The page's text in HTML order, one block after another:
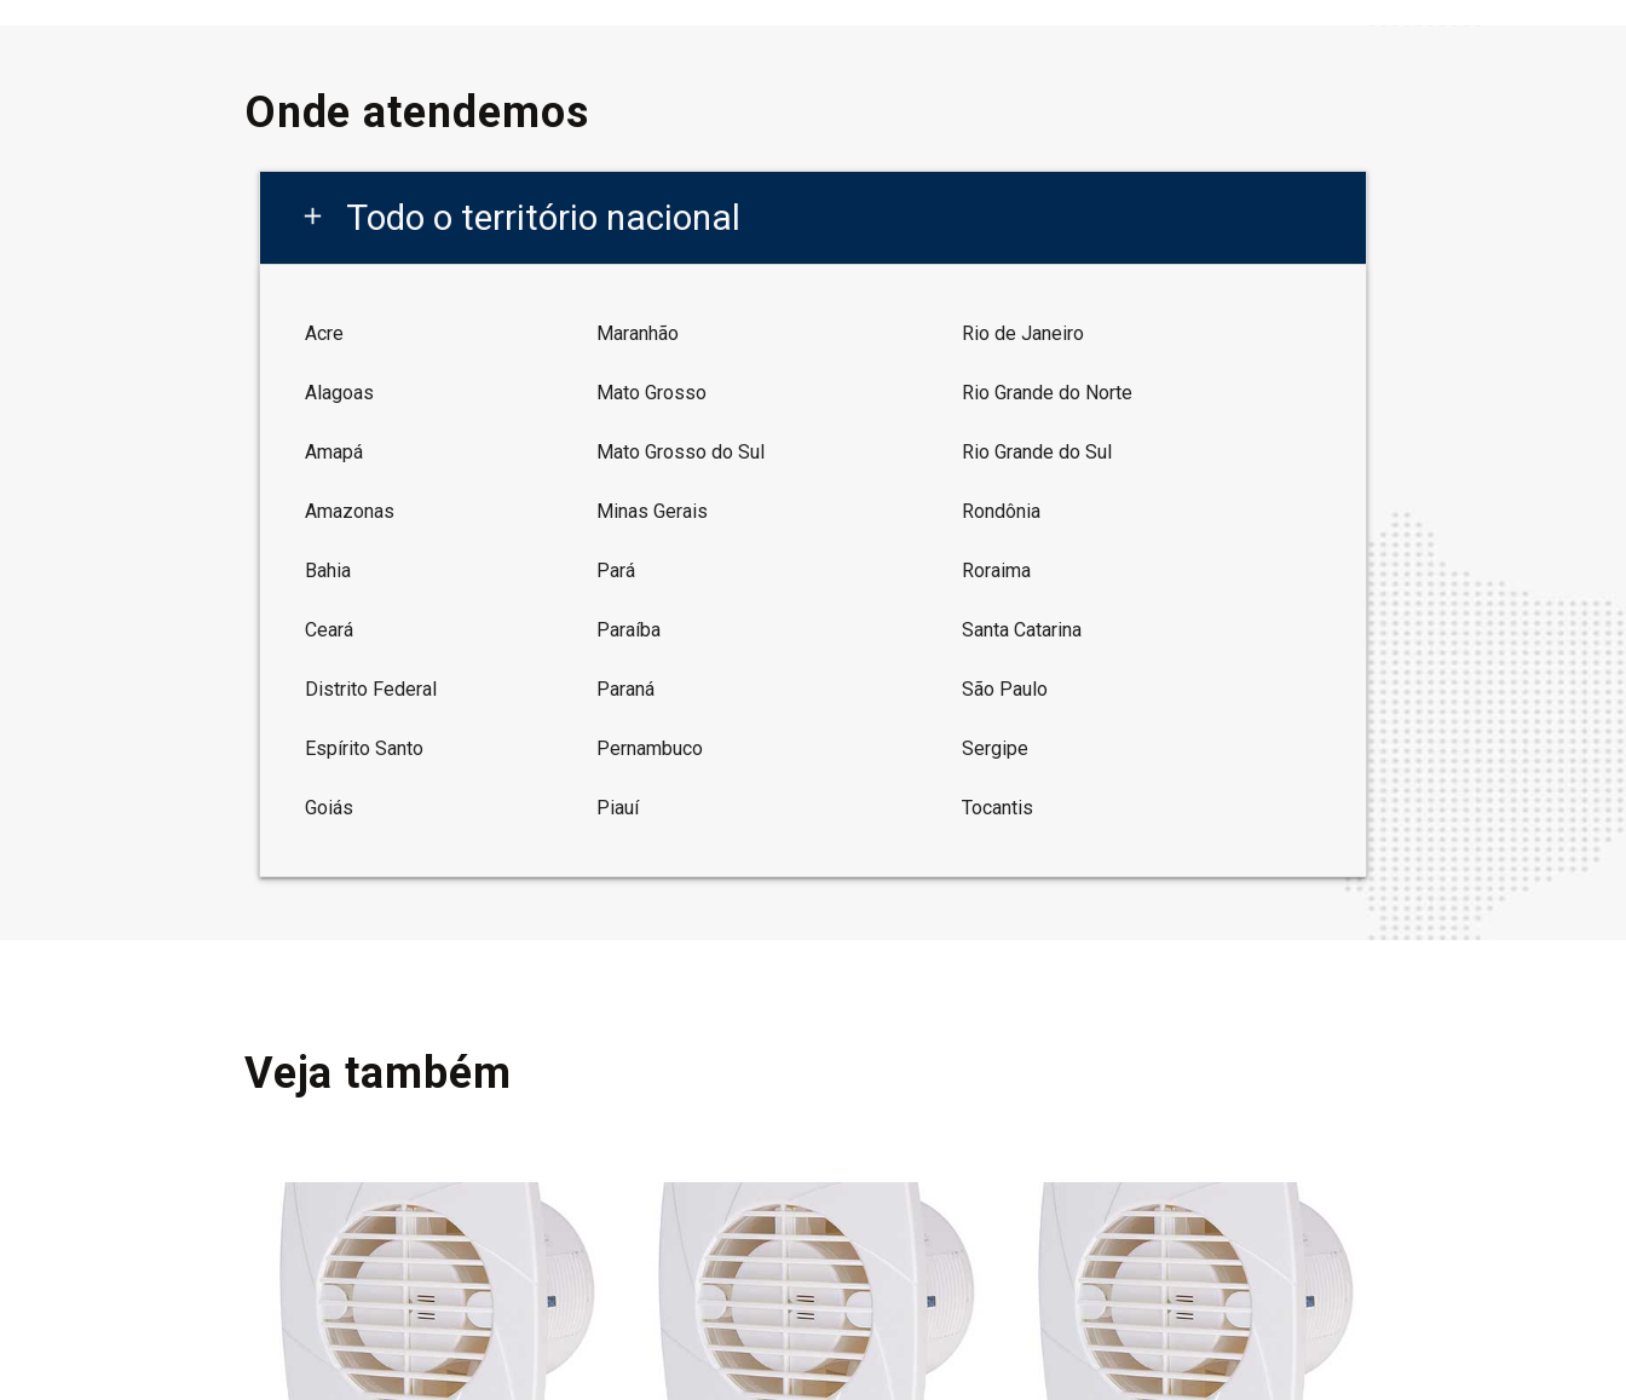
Onde atendemos
add Todo o território nacional
Acre Maranhão Rio de Janeiro
Alagoas Mato Grosso Rio Grande do Norte
Amapá Mato Grosso do Sul Rio Grande do Sul
Amazonas Minas Gerais Rondônia
Bahia Pará Roraima
Ceará Paraíba Santa Catarina
Distrito Federal Paraná São Paulo
Espírito Santo Pernambuco Sergipe
Goiás Piauí Tocantis
Veja também